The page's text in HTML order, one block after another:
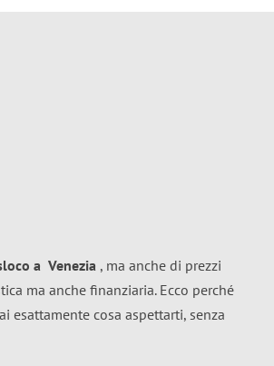
a Venezia , ma anche di prezzi
ma anche finanziaria. Ecco perché
esattamente cosa aspettarti, senza